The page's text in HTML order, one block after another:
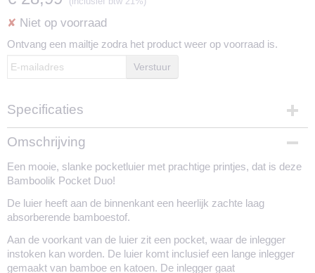
✘ Niet op voorraad
Ontvang een mailtje zodra het product weer op voorraad is.
Verstuur
Specificaties
Productcode
1416-2424
Omschrijving
Een mooie, slanke pocketluier met prachtige printjes, dat is deze
Bamboolik Pocket Duo!
De luier heeft aan de binnenkant een heerlijk zachte laag
absorberende bamboestof.
Aan de voorkant van de luier zit een pocket, waar de inlegger
instoken kan worden. De luier komt inclusief een lange inlegger
gemaakt van bamboe en katoen. De inlegger gaat